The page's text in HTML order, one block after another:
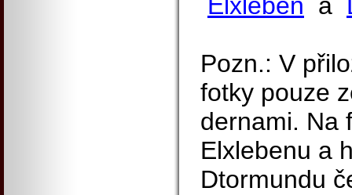
Elxleben a
Pozn.: V
fotky pouze
dernami. Na
Elxlebenu a
Dtormundu